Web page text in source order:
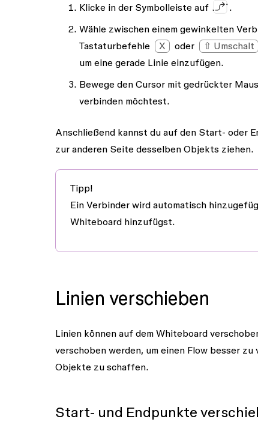
Klicke in der Symbolleiste auf
.
Wähle zwischen einem gewinkelten
Tastaturbefehle
X oder ⇧ Umschalt
um eine gerade Linie einzufügen.
Bewege den Cursor mit gedrückter
verbinden möchtest.
Anschließend kannst du auf den Start- oder
zur anderen Seite desselben Objekts ziehen.
Tipp!
Ein Verbinder wird automatisch
Whiteboard hinzufügst.
Linien verschieben
Linien können auf dem Whiteboard
verschoben werden, um einen Flow besser
Objekte zu schaffen.
Start- und Endpunkte